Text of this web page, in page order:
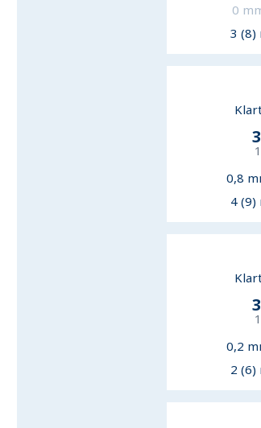
0
3 (8)
0,8
4 (9)
0,2
2 (6)